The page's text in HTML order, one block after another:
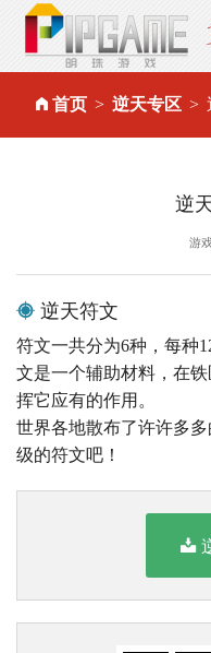
首页 逆天专区
逆
游
逆天符文
符文一共分为6种，每种
文是一个辅助材料，在
挥它应有的作用。
世界各地散布了许许多
级的符文吧！